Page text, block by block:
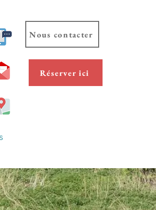
Nous contacter
Réserver ici